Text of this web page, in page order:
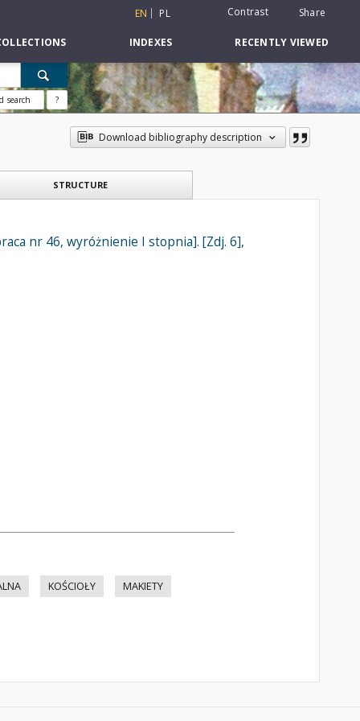
EN PL Contrast Share
INDEXES RECENTLY VIEWED
search ?
Download bibliography description
STRUCTURE
nr 46, wyróżnienie I stopnia]. [Zdj. 6],
KOŚCIOŁY MAKIETY